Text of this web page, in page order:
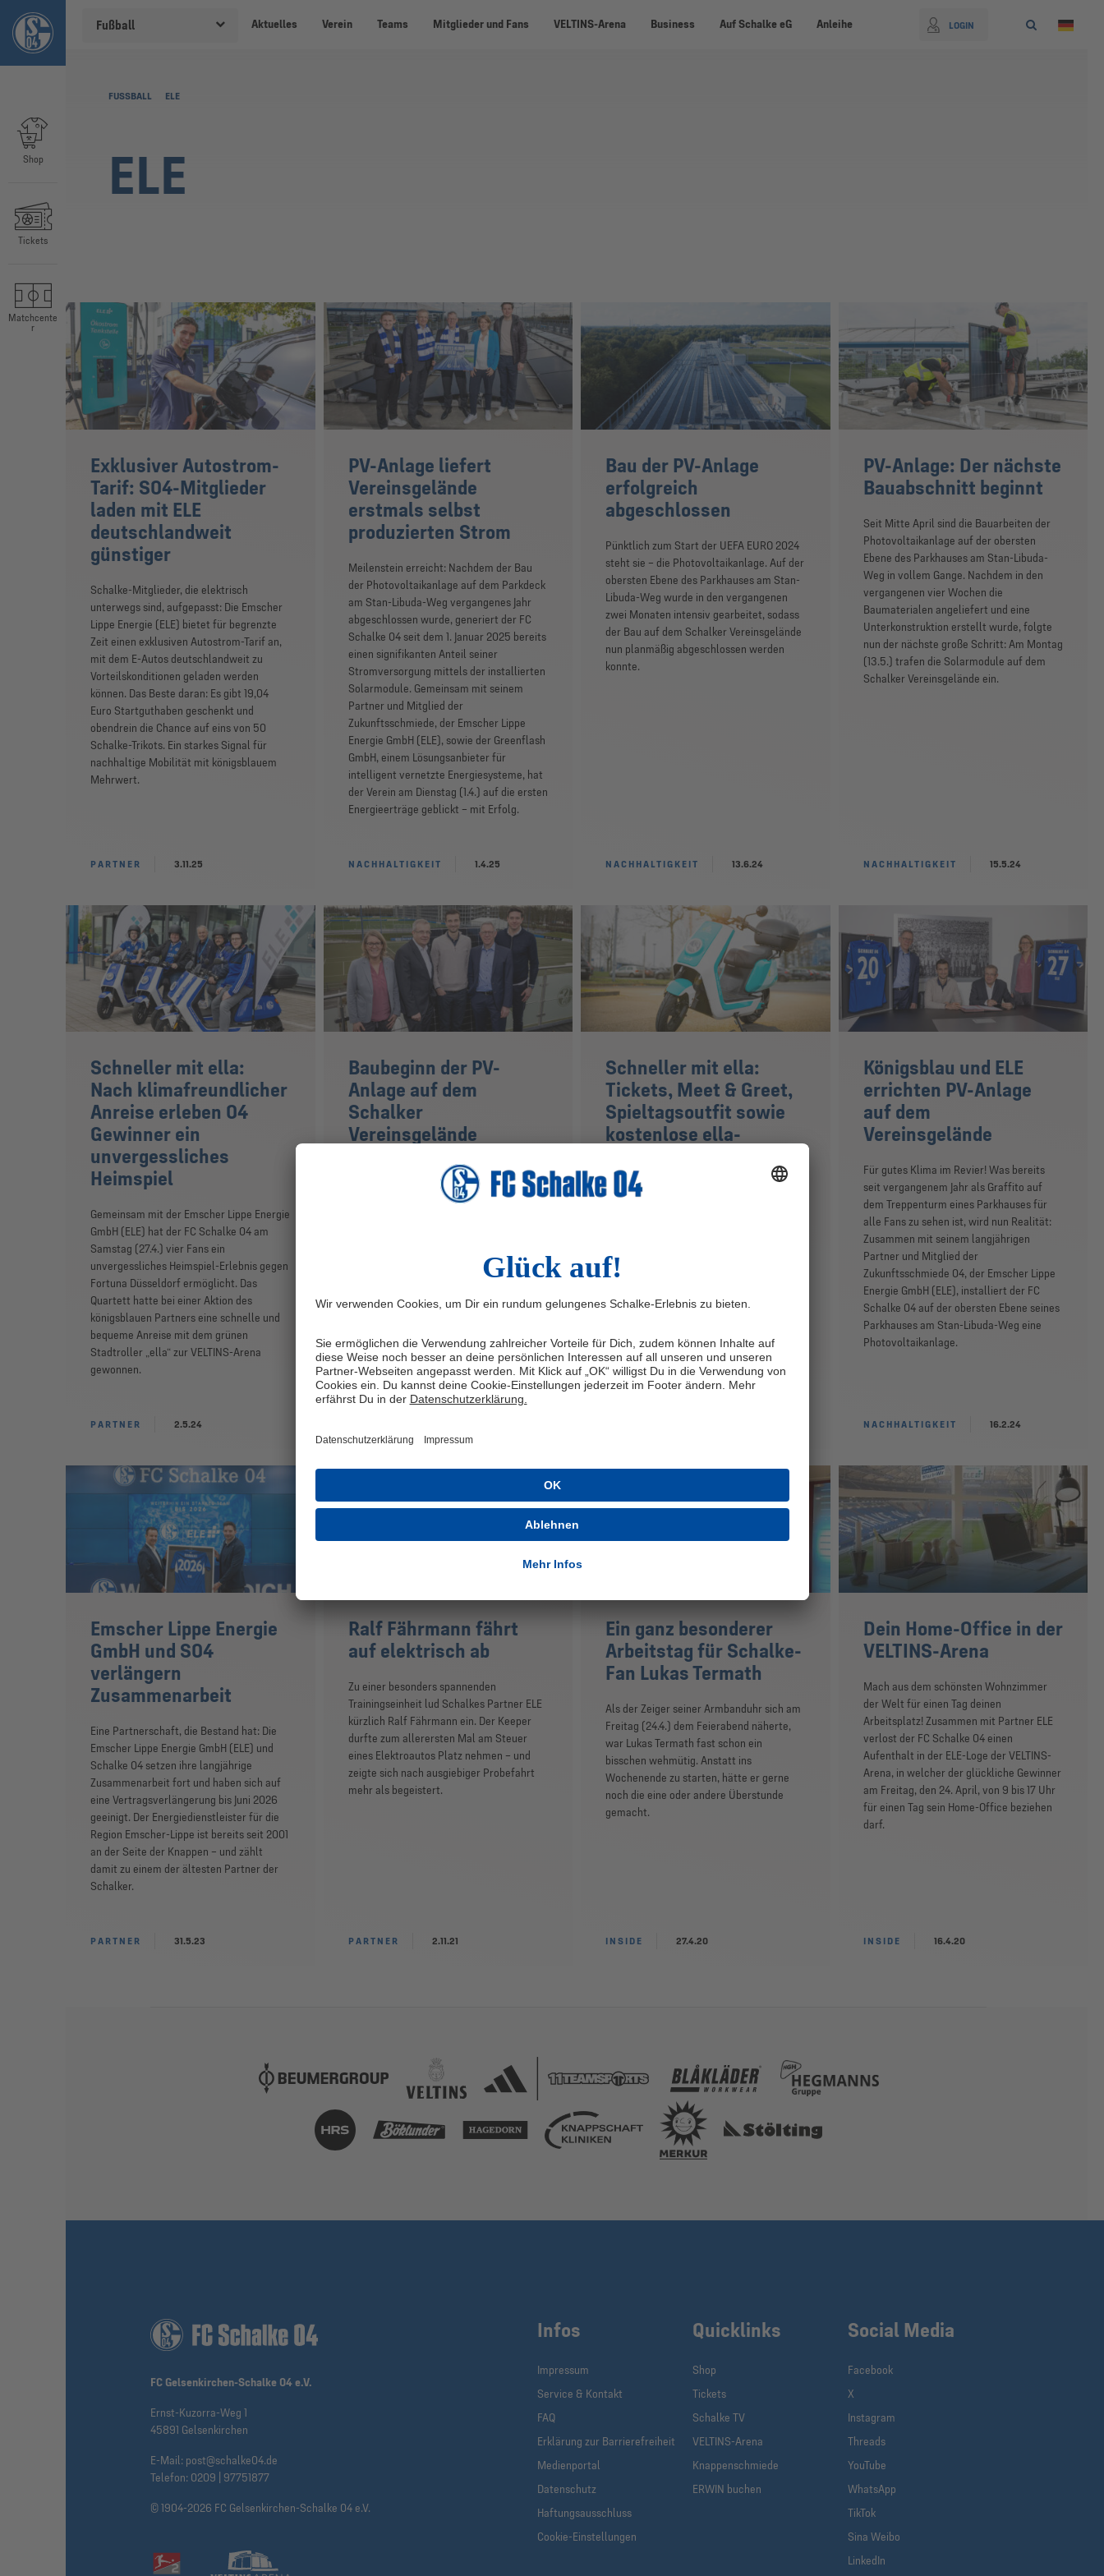
Fußball Aktuelles Verein Teams Mitglieder und Fans VELTINS-Arena Business Auf Schalke eG Anleihe LOGIN
Shop
Tickets
Matchcente
r
FUSSBALL ELE
ELE
Exklusiver Autostrom-
Tarif: S04-Mitglieder
laden mit ELE
deutschlandweit
günstiger
Schalke-Mitglieder, die elektrisch
unterwegs sind, aufgepasst: Die Emscher
Lippe Energie (ELE) bietet für begrenzte
Zeit einen exklusiven Autostrom-Tarif an,
mit dem E-Autos deutschlandweit zu
Vorteilskonditionen geladen werden
können. Das Beste daran: Es gibt 19,04
Euro Startguthaben geschenkt und
obendrein die Chance auf eins von 50
Schalke-Trikots. Ein starkes Signal für
nachhaltige Mobilität mit königsblauem
Mehrwert.
PARTNER 3.11.25
PV-Anlage liefert
Vereinsgelände
erstmals selbst
produzierten Strom
Meilenstein erreicht: Nachdem der Bau
der Photovoltaikanlage auf dem Parkdeck
am Stan-Libuda-Weg vergangenes Jahr
abgeschlossen wurde, generiert der FC
Schalke 04 seit dem 1. Januar 2025 bereits
einen signifikanten Anteil seiner
Stromversorgung mittels der installierten
Solarmodule. Gemeinsam mit seinem
Partner und Mitglied der
Zukunftsschmiede, der Emscher Lippe
Energie GmbH (ELE), sowie der Greenflash
GmbH, einem Lösungsanbieter für
intelligent vernetzte Energiesysteme, hat
der Verein am Dienstag (1.4.) auf die ersten
Energieerträge geblickt – mit Erfolg.
NACHHALTIGKEIT 1.4.25
Bau der PV-Anlage
erfolgreich
abgeschlossen
Pünktlich zum Start der UEFA EURO 2024
steht sie – die Photovoltaikanlage. Auf der
obersten Ebene des Parkhauses am Stan-
Libuda-Weg wurde in den vergangenen
zwei Monaten intensiv gearbeitet, sodass
der Bau auf dem Schalker Vereinsgelände
nun planmäßig abgeschlossen werden
konnte.
NACHHALTIGKEIT 13.6.24
PV-Anlage: Der nächste
Bauabschnitt beginnt
Seit Mitte April sind die Bauarbeiten der
Photovoltaikanlage auf der obersten
Ebene des Parkhauses am Stan-Libuda-
Weg in vollem Gange. Nachdem in den
vergangenen vier Wochen die
Baumaterialen angeliefert und eine
Unterkonstruktion erstellt wurde, folgte
nun der nächste große Schritt: Am Montag
(13.5.) trafen die Solarmodule auf dem
Schalker Vereinsgelände ein.
NACHHALTIGKEIT 15.5.24
Schneller mit ella:
Nach klimafreundlicher
Anreise erleben 04
Gewinner ein
unvergessliches
Heimspiel
Gemeinsam mit der Emscher Lippe Energie
GmbH (ELE) hat der FC Schalke 04 am
Samstag (27.4.) vier Fans ein
unvergessliches Heimspiel-Erlebnis gegen
Fortuna Düsseldorf ermöglicht. Das
Quartett hatte bei einer Aktion des
königsblauen Partners eine schnelle und
bequeme Anreise mit dem grünen
Stadtroller „ella“ zur VELTINS-Arena
gewonnen.
PARTNER 2.5.24
Baubeginn der PV-
Anlage auf dem
Schalker
Vereinsgelände
Es geht in die Mache: Gemeinsam mit
seinem Partner und offiziellen
Energielieferanten, der Emscher Lippe
Monaten eine Photovoltaikanlage auf der
obersten Ebene seines Parkhauses am
am Montag (15.4.) begonnen.
Schneller mit ella:
Tickets, Meet & Greet,
Spieltagsoutfit sowie
kostenlose ella-
Mit dem grünen Stadtroller „ella“ von A
Schalke 04 ein exklusives Gewinnspiel auf
die Beine.
Königsblau und ELE
errichten PV-Anlage
auf dem
Vereinsgelände
Für gutes Klima im Revier! Was bereits
seit vergangenem Jahr als Graffito auf
dem Treppenturm eines Parkhauses für
alle Fans zu sehen ist, wird nun Realität:
Zusammen mit seinem langjährigen
Partner und Mitglied der
Zukunftsschmiede 04, der Emscher Lippe
Energie GmbH (ELE), installiert der FC
Schalke 04 auf der obersten Ebene seines
Parkhauses am Stan-Libuda-Weg eine
Photovoltaikanlage.
NACHHALTIGKEIT 16.2.24
Emscher Lippe Energie
GmbH und S04
verlängern
Zusammenarbeit
Eine Partnerschaft, die Bestand hat: Die
Emscher Lippe Energie GmbH (ELE) und
Schalke 04 setzen ihre langjährige
Zusammenarbeit fort und haben sich auf
eine Vertragsverlängerung bis Juni 2026
geeinigt. Der Energiedienstleister für die
Region Emscher-Lippe ist bereits seit 2001
an der Seite der Knappen – und zählt
damit zu einem der ältesten Partner der
Schalker.
PARTNER 31.5.23
Ralf Fährmann fährt
auf elektrisch ab
Zu einer besonders spannenden
Trainingseinheit lud Schalkes Partner ELE
kürzlich Ralf Fährmann ein. Der Keeper
durfte zum allerersten Mal am Steuer
eines Elektroautos Platz nehmen – und
zeigte sich nach ausgiebiger Probefahrt
mehr als begeistert.
PARTNER 2.11.21
Ein ganz besonderer
Arbeitstag für Schalke-
Fan Lukas Termath
Als der Zeiger seiner Armbanduhr sich am
Freitag (24.4.) dem Feierabend näherte,
war Lukas Termath fast schon ein
bisschen wehmütig. Anstatt ins
Wochenende zu starten, hätte er gerne
noch die eine oder andere Überstunde
gemacht.
INSIDE 27.4.20
Dein Home-Office in der
VELTINS-Arena
Mach aus dem schönsten Wohnzimmer
der Welt für einen Tag deinen
Arbeitsplatz! Zusammen mit Partner ELE
verlost der FC Schalke 04 einen
Aufenthalt in der ELE-Loge der VELTINS-
Arena, in welcher der glückliche Gewinner
am Freitag, den 24. April, von 9 bis 17 Uhr
für einen Tag sein Home-Office beziehen
darf.
INSIDE 16.4.20
FC Gelsenkirchen-Schalke 04 e.V.
Ernst-Kuzorra-Weg 1
45891 Gelsenkirchen
E-Mail: post@schalke04.de
Telefon: 0209 | 97751877
© 1904-2026 FC Gelsenkirchen-Schalke 04 e.V.
Infos
Impressum
Service & Kontakt
FAQ
Erklärung zur Barrierefreiheit
Medienportal
Datenschutz
Haftungsausschluss
Cookie-Einstellungen
Quicklinks
Shop
Tickets
Schalke TV
VELTINS-Arena
Knappenschmiede
ERWIN buchen
Social Media
Facebook
X
Instagram
Threads
YouTube
WhatsApp
TikTok
Sina Weibo
LinkedIn